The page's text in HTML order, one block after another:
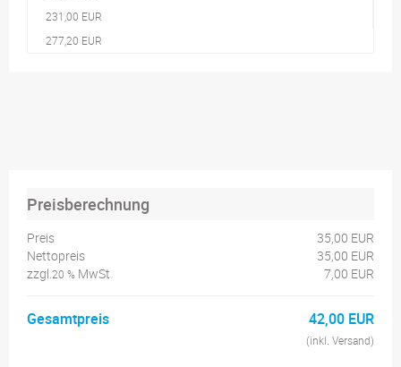
231,00 EUR
277,20 EUR
Preisberechnung
Preis
35,00 EUR
Nettopreis
35,00 EUR
zzgl. 20 % MwSt 7,00 EUR
Gesamtpreis 42,00 EUR
(inkl. Versand)